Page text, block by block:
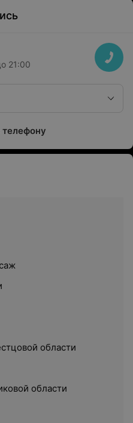
21:00
телефону
области
области